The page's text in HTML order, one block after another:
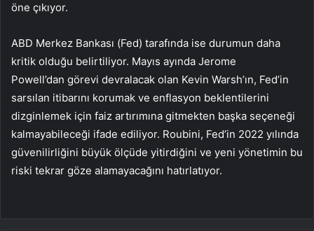
öne çıkıyor.
ABD Merkez Bankası (Fed) tarafında ise durumun daha
kritik olduğu belirtiliyor. Mayıs ayında Jerome
Powell’dan görevi devralacak olan Kevin Warsh’ın, Fed’in
sarsılan itibarını korumak ve enflasyon beklentilerini
dizginlemek için faiz artırımına gitmekten başka seçeneği
kalmayabileceği ifade ediliyor. Roubini, Fed’in 2022 yılında
güvenilirliğini büyük ölçüde yitirdiğini ve yeni yönetimin bu
riski tekrar göze alamayacağını hatırlatıyor.